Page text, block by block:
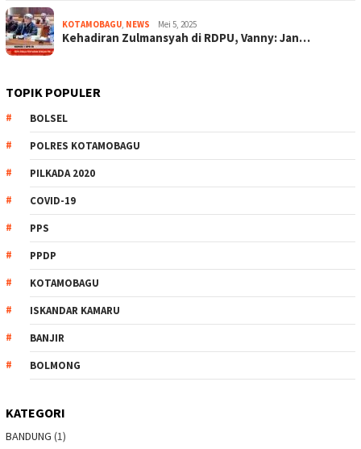
KOTAMOBAGU NEWS Mei 5, 2025
Kehadiran Zulmansyah di RDPU, Vanny: Jan…
TOPIK POPULER
BOLSEL
POLRES KOTAMOBAGU
PILKADA 2020
COVID-19
PPS
PPDP
KOTAMOBAGU
ISKANDAR KAMARU
BANJIR
BOLMONG
KATEGORI
BANDUNG (1)